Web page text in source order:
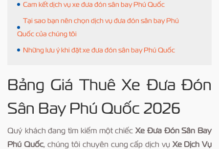
Cam kết dịch vụ xe đưa đón sân bay Phú Quốc
Tại sao bạn nên chọn dịch vụ đưa đón sân bay Phú
Quốc của chúng tôi
Những lưu ý khi đặt xe đưa đón sân bay Phú Quốc
Bảng Giá Thuê Xe Đưa Đón
Sân Bay Phú Quốc 2026
Quý khách đang tìm kiếm một chiếcXe Đưa Đón Sân Bay
Phú Quốc, chúng tôi chuyên cung cấp dịch vụ Xe Dịch Vụ